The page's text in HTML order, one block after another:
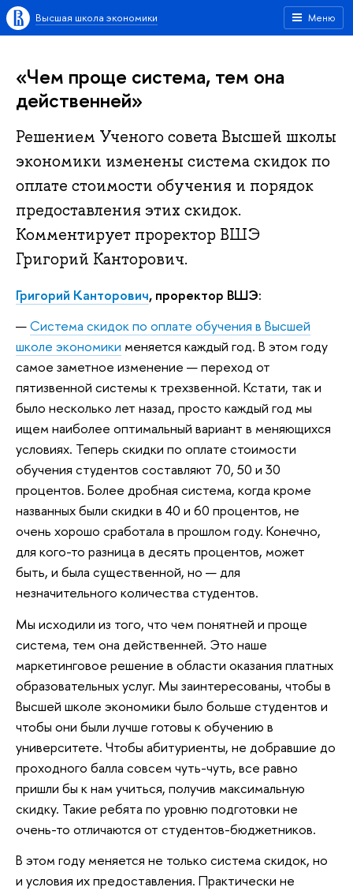
Меню
Высшая школа экономики
«Чем проще система, тем она
действенней»
Решением Ученого совета Высшей школы
экономики изменены система скидок по
оплате стоимости обучения и порядок
предоставления этих скидок.
Комментирует проректор ВШЭ
Григорий Канторович.
Григорий Канторович, проректор ВШЭ:
—Система скидок по оплате обучения в Высшей
школе экономики меняется каждый год. В этом году
самое заметное изменение — переход от
пятизвенной системы к трехзвенной. Кстати, так и
было несколько лет назад, просто каждый год мы
ищем наиболее оптимальный вариант в меняющихся
условиях. Теперь скидки по оплате стоимости
обучения студентов составляют 70, 50 и 30
процентов. Более дробная система, когда кроме
названных были скидки в 40 и 60 процентов, не
очень хорошо сработала в прошлом году. Конечно,
для кого-то разница в десять процентов, может
быть, и была существенной, но — для
незначительного количества студентов.
Мы исходили из того, что чем понятней и проще
система, тем она действенней. Это наше
маркетинговое решение в области оказания платных
образовательных услуг. Мы заинтересованы, чтобы в
Высшей школе экономики было больше студентов и
чтобы они были лучше готовы к обучению в
университете. Чтобы абитуриенты, не добравшие до
проходного балла совсем чуть-чуть, все равно
пришли бы к нам учиться, получив максимальную
скидку. Такие ребята по уровню подготовки не
очень-то отличаются от студентов-бюджетников.
В этом году меняется не только система скидок, но
и условия их предоставления. Практически не